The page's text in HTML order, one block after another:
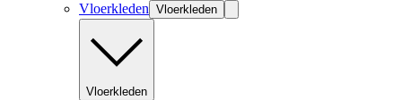
Vloerkleden Vloerkleden
Vloerkleden